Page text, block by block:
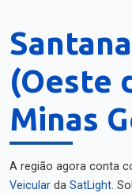
(Oeste
Minas
A região agora conta
Veicular da SatLight.